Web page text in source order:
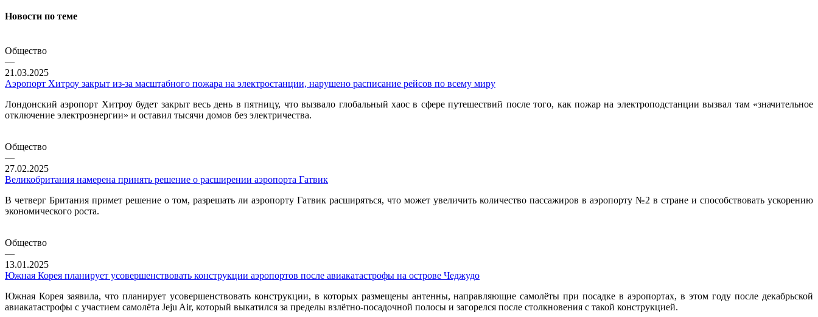
Новости по теме
Общество
—
21.03.2025
Аэропорт Хитроу закрыт из-за масштабного пожара на электростанции, нарушено расписание рейсов по всему миру
Лондонский аэропорт Хитроу будет закрыт весь день в пятницу, что вызвало глобальный хаос в сфере путешествий после того, как пожар на электроподстанции вызвал там «значительное
отключение электроэнергии» и оставил тысячи домов без электричества.
Общество
—
27.02.2025
Великобритания намерена принять решение о расширении аэропорта Гатвик
В четверг Британия примет решение о том, разрешать ли аэропорту Гатвик расширяться, что может увеличить количество пассажиров в аэропорту №2 в стране и способствовать ускорению
экономического роста.
Общество
—
13.01.2025
Южная Корея планирует усовершенствовать конструкции аэропортов после авиакатастрофы на острове Чеджудо
Южная Корея заявила, что планирует усовершенствовать конструкции, в которых размещены антенны, направляющие самолёты при посадке в аэропортах, в этом году после декабрьской
авиакатастрофы с участием самолёта Jeju Air, который выкатился за пределы взлётно-посадочной полосы и загорелся после столкновения с такой конструкцией.